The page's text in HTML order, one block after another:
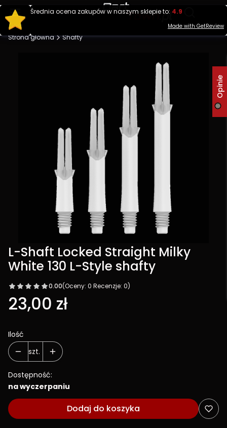
Strona główna Shafty
L-Shaft Locked Straight Milky
White 130 L-Style shafty
0.00(Oceny: 0 Recenzje: 0)
Cena
23,00 zł
Ilość
szt.
Dostępność:
na wyczerpaniu
Dodaj do koszyka
Opinie
Średnia ocena zakupów w naszym sklepie to: 4.9
Made with GetReview